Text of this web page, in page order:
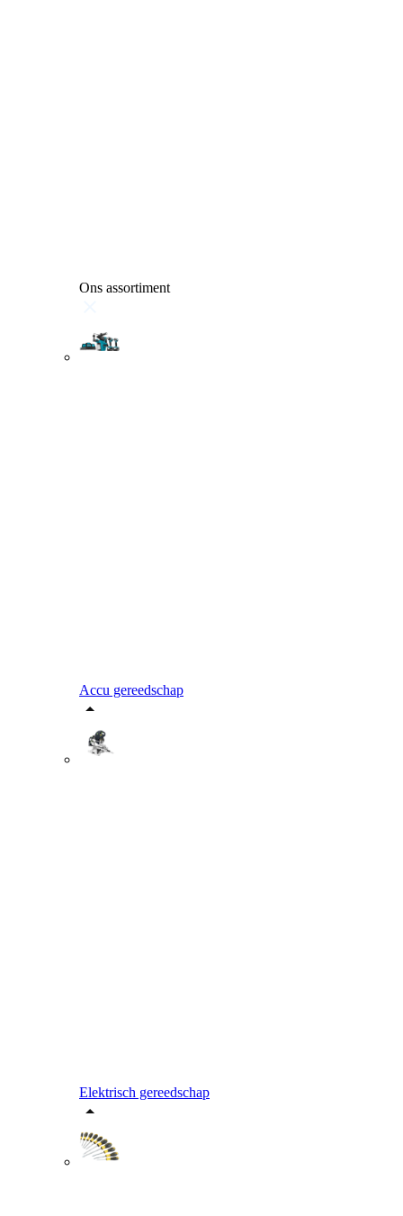
Ons assortiment
Accu gereedschap
Elektrisch gereedschap